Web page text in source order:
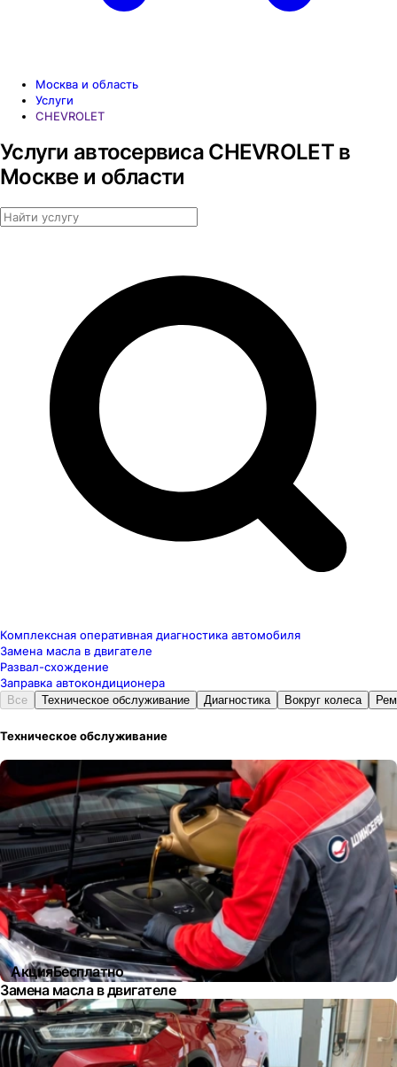
Москва и область
Услуги
CHEVROLET
Услуги автосервиса CHEVROLET в
Москве и области
Комплексная оперативная диагностика автомобиля
Замена масла в двигателе
Развал-схождение
Заправка автокондиционера
Все Техническое обслуживание Диагностика Вокруг колеса
Техническое обслуживание
АкцияБесплатно
Замена масла в двигателе